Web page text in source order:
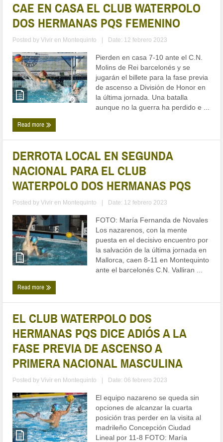
CAE EN CASA EL CLUB WATERPOLO
DOS HERMANAS PQS FEMENINO
Posted byVivir en Montequinto Date: 12 febrero 2023
Pierden en casa 7-10 ante el C.N.
Molins de Rei barcelonés y se
jugarán el billete para la fase previa
de ascenso a División de Honor en
la última jornada. Una batalla
aunque no la guerra ha perdido e ...
Read more
DERROTA LOCAL EN SEGUNDA
NACIONAL PARA EL CLUB
WATERPOLO DOS HERMANAS PQS
Posted byVivir en Montequinto Date: 12 febrero 2023
FOTO: María Fernanda de Novales
Los nazarenos, con la mente
puesta en el decisivo encuentro por
la salvación de la última jornada en
Mallorca, caen 8-11 en Montequinto
ante el barcelonés C.N. Valliran ...
Read more
EL CLUB WATERPOLO DOS
HERMANAS PQS DICE ADIÓS A LA
FASE PREVIA DE ASCENSO A
PRIMERA NACIONAL MASCULINA
Posted byVivir en Montequinto Date: 06 febrero 2023
El equipo nazareno se queda sin
opciones de alcanzar la cuarta
posición tras perder en la visita al
madrileño Concepción Ciudad
Lineal por 11-8 FOTO: María